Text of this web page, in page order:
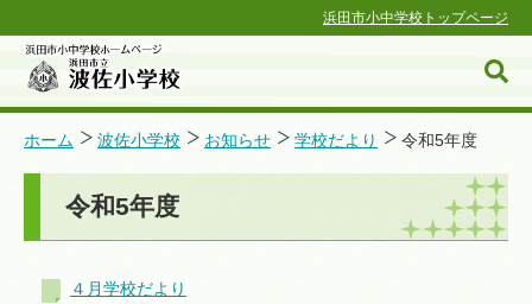
浜田市小中学校トップページ
浜田市小中学校ホームページ
ホーム 波佐小学校 お知らせ 学校だより 令和5年度
令和5年度
４月学校だより